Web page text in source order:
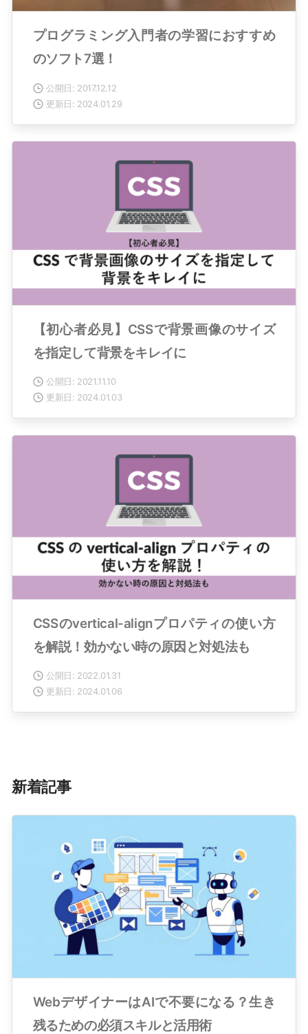
プログラミング入門者の学習におすすめ
のソフト7選！
公開日: 2017.12.12
更新日: 2024.01.29
【初心者必見】CSSで背景画像のサイズ
を指定して背景をキレイに
公開日: 2021.11.10
更新日: 2024.01.03
CSSのvertical-alignプロパティの使い方
を解説！効かない時の原因と対処法も
公開日: 2022.01.31
更新日: 2024.01.06
新着記事
WebデザイナーはAIで不要になる？生き
残るための必須スキルと活用術